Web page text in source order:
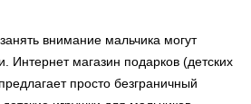
внимание мальчика могут
Интернет магазин подарков (детских
просто безграничный